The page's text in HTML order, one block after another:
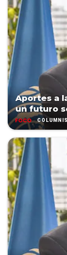
Aportes a
un futuro